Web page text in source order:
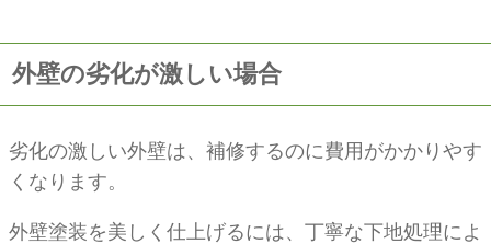
外壁の劣化が激しい場合
劣化の激しい外壁は、補修するのに費用がかかりやす
くなります。
外壁塗装を美しく仕上げるには、丁寧な下地処理によ